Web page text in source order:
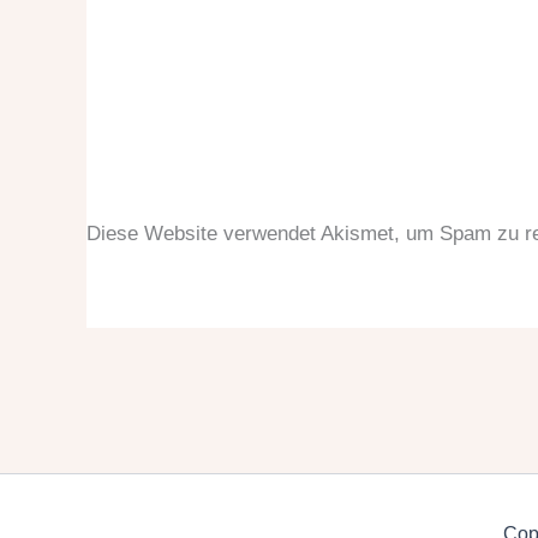
Diese Website verwendet Akismet, um Spam zu